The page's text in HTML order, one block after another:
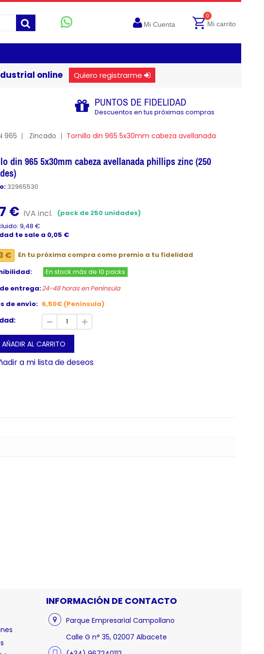
Mi Cuenta
0
Mi carrito
online Quiero registrarme
PUNTOS DE FIDELIDAD
Descuentos en tus próximas compras
965 Zincado
Tornillo din 965 5x30mm cabeza avellanada
din 965 5x30mm cabeza avellanada phillips zinc (250
32965530
€ IVA incl.
(pack de 250 unidades)
9,48 €
te sale a 0,05 €
€
En tu próxima compra como premio a tu fidelidad
En stock más de 10 packs
entrega:24-48 horas en Península
de envío: 6,50€ (Península)
AÑADIR AL CARRITO
a mi lista de deseos
INFORMACIÓN DE CONTACTO
Parque Empresarial Campollano
Calle G n° 35, 02007 Albacete